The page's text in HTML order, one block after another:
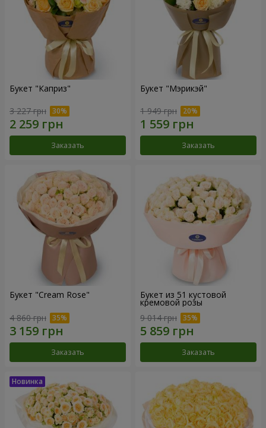
Букет "Каприз"
3 227 грн
Заказать
Букет "Мэрикэй"
1 949 грн
Заказать
Букет "Cream Rose"
4 860 грн
Заказать
Букет из 51 кустовой
кремовой розы
9 014 грн
Заказать